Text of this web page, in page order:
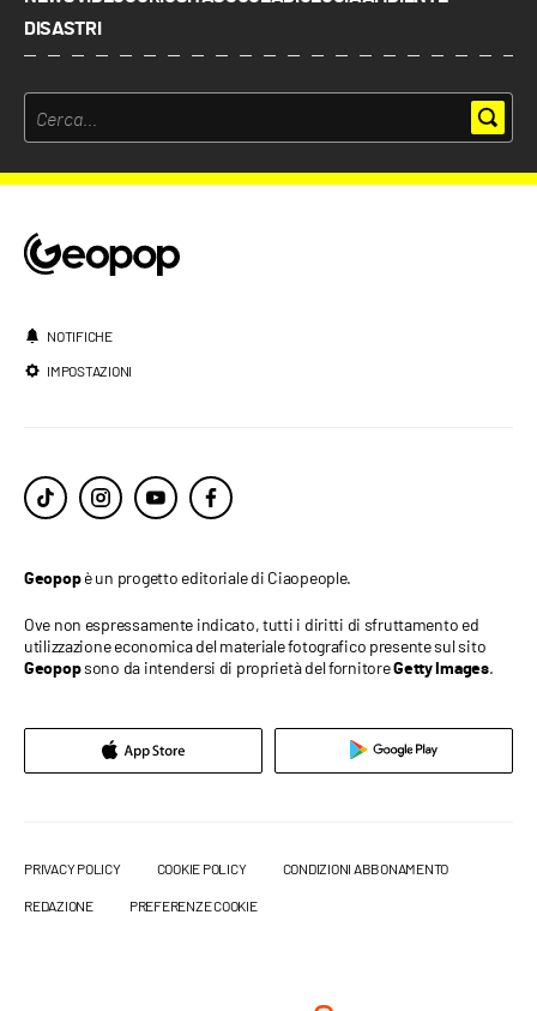
DISASTRI
NOTIFICHE
IMPOSTAZIONI
Geopopè un progetto editoriale di Ciaopeople.
Ove non espressamente indicato, tutti i diritti di sfruttamento ed
utilizzazione economica del materiale fotografico presente sul sito
Geopopsono da intendersi di proprietà del fornitoreGetty Images.
PRIVACY POLICY COOKIE POLICY CONDIZIONI ABBONAMENTO
REDAZIONE PREFERENZE COOKIE